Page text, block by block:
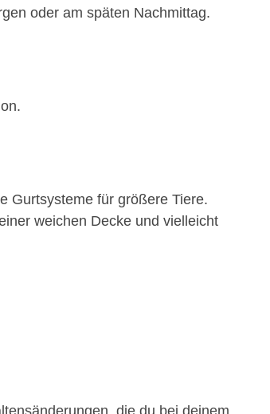
oder am späten Nachmittag.
Gurtsysteme für größere Tiere.
weichen Decke und vielleicht